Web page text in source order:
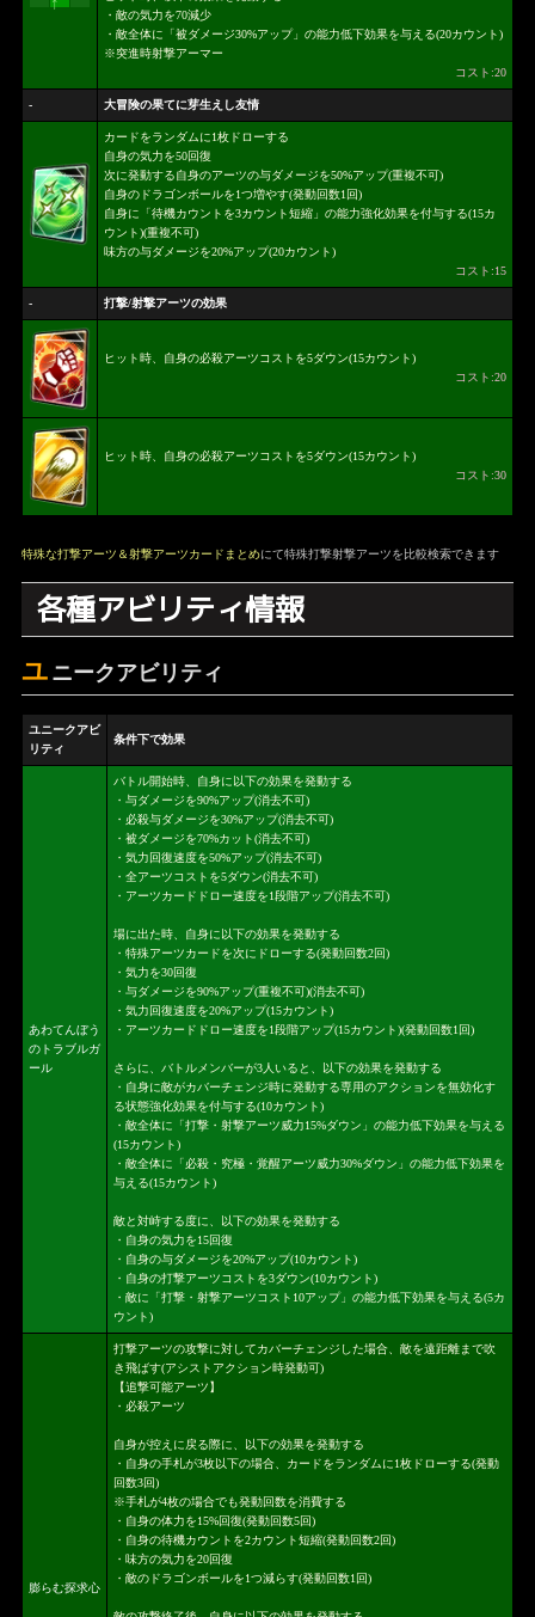
・敵の気力を70減少
・敵全体に「被ダメージ30%アップ」の能力低下効果を与える(20カウント)
※突進時射撃アーマー
コスト:20
- 大冒険の果てに芽生えし友情
カードをランダムに1枚ドローする
自身の気力を50回復
次に発動する自身のアーツの与ダメージを50%アップ(重複不可)
自身のドラゴンボールを1つ増やす(発動回数1回)
自身に「待機カウントを3カウント短縮」の能力強化効果を付与する(15カ
ウント)(重複不可)
味方の与ダメージを20%アップ(20カウント)
コスト:15
- 打撃/射撃アーツの効果
ヒット時、自身の必殺アーツコストを5ダウン(15カウント)
コスト:20
ヒット時、自身の必殺アーツコストを5ダウン(15カウント)
コスト:30
特殊な打撃アーツ＆射撃アーツカードまとめにて特殊打撃射撃アーツを比較検索できます
各種アビリティ情報
ユ ニークアビリティ
ユニークアビ
リティ
条件下で効果
あわてんぼう
のトラブルガ
ール
バトル開始時、自身に以下の効果を発動する
・与ダメージを90%アップ(消去不可)
・必殺与ダメージを30%アップ(消去不可)
・被ダメージを70%カット(消去不可)
・気力回復速度を50%アップ(消去不可)
・全アーツコストを5ダウン(消去不可)
・アーツカードドロー速度を1段階アップ(消去不可)
場に出た時、自身に以下の効果を発動する
・特殊アーツカードを次にドローする(発動回数2回)
・気力を30回復
・与ダメージを90%アップ(重複不可)(消去不可)
・気力回復速度を20%アップ(15カウント)
・アーツカードドロー速度を1段階アップ(15カウント)(発動回数1回)
さらに、バトルメンバーが3人いると、以下の効果を発動する
・自身に敵がカバーチェンジ時に発動する専用のアクションを無効化す
る状態強化効果を付与する(10カウント)
・敵全体に「打撃・射撃アーツ威力15%ダウン」の能力低下効果を与える
(15カウント)
・敵全体に「必殺・究極・覚醒アーツ威力30%ダウン」の能力低下効果を
与える(15カウント)
敵と対峙する度に、以下の効果を発動する
・自身の気力を15回復
・自身の与ダメージを20%アップ(10カウント)
・自身の打撃アーツコストを3ダウン(10カウント)
・敵に「打撃・射撃アーツコスト10アップ」の能力低下効果を与える(5カ
ウント)
膨らむ探求心
打撃アーツの攻撃に対してカバーチェンジした場合、敵を遠距離まで吹
き飛ばす(アシストアクション時発動可)
【追撃可能アーツ】
・必殺アーツ
自身が控えに戻る際に、以下の効果を発動する
・自身の手札が3枚以下の場合、カードをランダムに1枚ドローする(発動
回数3回)
※手札が4枚の場合でも発動回数を消費する
・自身の体力を15%回復(発動回数5回)
・自身の待機カウントを2カウント短縮(発動回数2回)
・味方の気力を20回復
・敵のドラゴンボールを1つ減らす(発動回数1回)